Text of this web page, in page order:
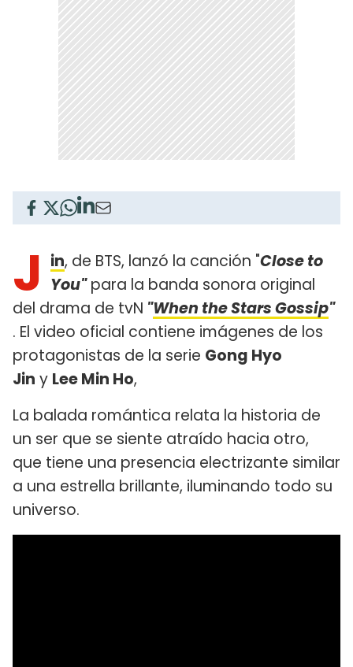
J in, de BTS, lanzó la canción "Close to
You"para la banda sonora original
del drama de tvN "When the Stars Gossip"
. El video oficial contiene imágenes de los
protagonistas de la serie Gong Hyo
Jin y Lee Min Ho,
La balada romántica relata la historia de
un ser que se siente atraído hacia otro,
que tiene una presencia electrizante similar
a una estrella brillante, iluminando todo su
universo.